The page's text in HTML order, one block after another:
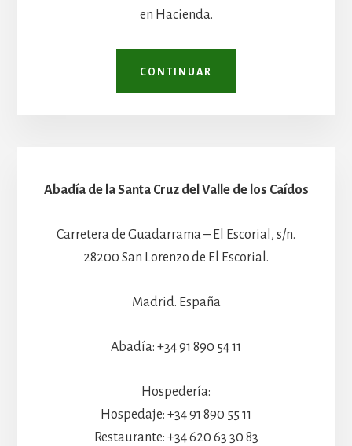
en Hacienda.
CONTINUAR
Abadía de la Santa Cruz del Valle de los Caídos
Carretera de Guadarrama – El Escorial, s/n.
28200 San Lorenzo de El Escorial.
Madrid. España
Abadía: +34 91 890 54 11
Hospedería:
Hospedaje: +34 91 890 55 11
Restaurante: +34 620 63 30 83